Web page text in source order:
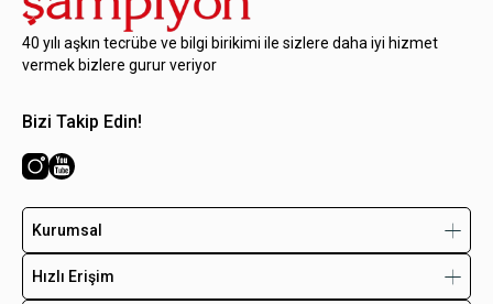
40 yılı aşkın tecrübe ve bilgi birikimi ile sizlere daha iyi hizmet
vermek bizlere gurur veriyor
Bizi Takip Edin!
Kurumsal
Hızlı Erişim